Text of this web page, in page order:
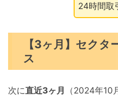
24時間取
【3ヶ月】セクタ
ス
次に直近3ヶ月
（2024年10